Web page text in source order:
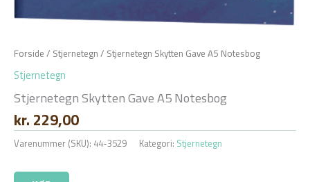
Forside / Stjernetegn / Stjernetegn Skytten Gave A5 Notesbog
Stjernetegn
Stjernetegn Skytten Gave A5 Notesbog
kr. 229,00
Varenummer (SKU): 44-3529 Kategori: Stjernetegn